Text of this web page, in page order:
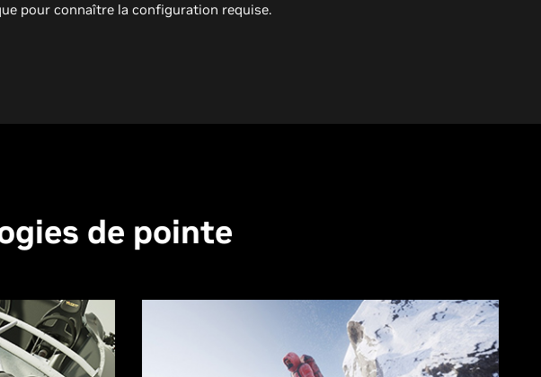
pour connaître la configuration requise.
de pointe